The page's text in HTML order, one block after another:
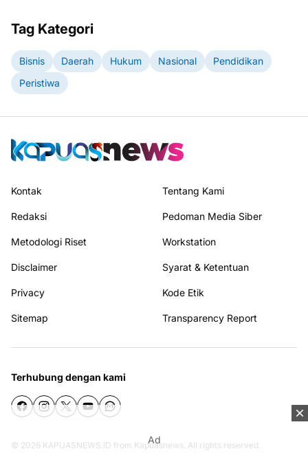
Tag Kategori
Bisnis Daerah Hukum Nasional
Pendidikan
Peristiwa
Ad
Kontak Tentang Kami
Redaksi Pedoman Media Siber
Metodologi Riset Workstation
Disclaimer Syarat & Ketentuan
Privacy Kode Etik
Sitemap Transparency Report
Terhubung dengan kami
© 2026 KAPUASNEWS.ID from Kapuasnews . All rights reserved.